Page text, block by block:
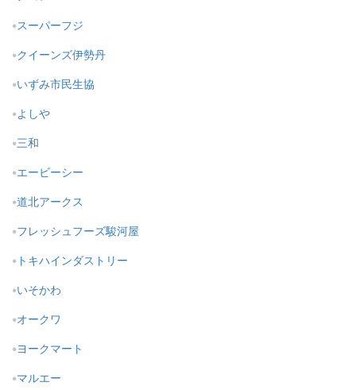
スーパーフジ
クイーンズ伊勢丹
いずみ市民生協
よしや
三和
エービーシー
道北アークス
フレッシュフーズ駿河屋
トキハインダストリー
いそかわ
オークワ
ヨークマート
マルエー